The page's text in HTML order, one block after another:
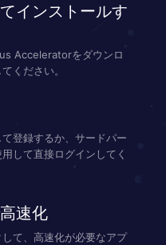
インストールす
Acceleratorをダウンロ
ください。
登録するか、サードパー
して直接ログインしてく
速化
て、高速化が必要なアプ